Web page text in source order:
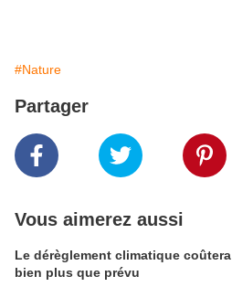
#Nature
Partager
Vous aimerez aussi
Le dérèglement climatique coûtera
bien plus que prévu